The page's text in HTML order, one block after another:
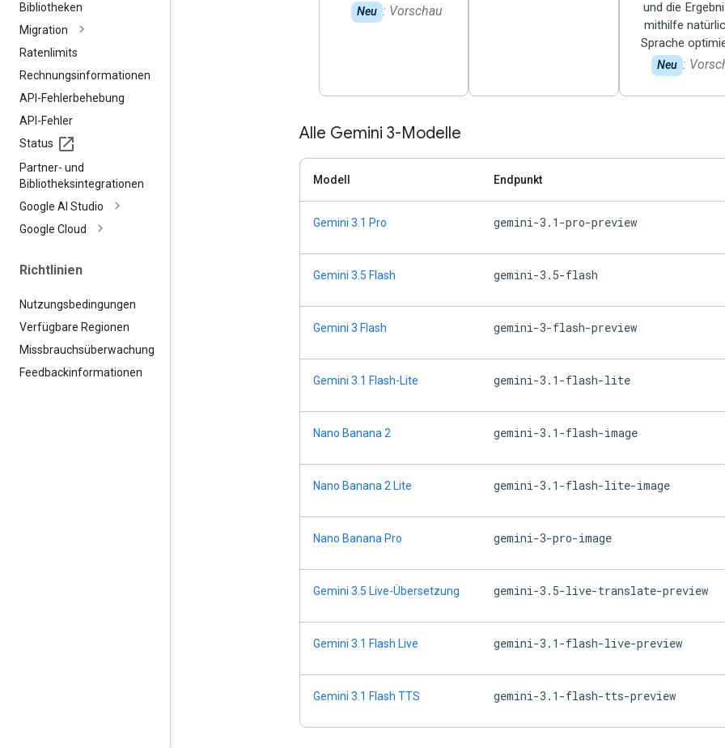
Bibliotheken
Migration
Ratenlimits
Rechnungsinformationen
API-Fehlerbehebung
API-Fehler
Status
Partner- und
Bibliotheksintegrationen
Google AI Studio
Google Cloud
Richtlinien
Nutzungsbedingungen
Verfügbare Regionen
Missbrauchsüberwachung
Feedbackinformationen
Neu : Vorschau
und die
mithilfe
Sprache
Neu :
Alle Gemini 3-Modelle
Modell Endpunkt
Gemini 3.1 Pro gemini-3.1-pro-preview
Gemini 3.5 Flash gemini-3.5-flash
Gemini 3 Flash gemini-3-flash-preview
Gemini 3.1 Flash-Lite gemini-3.1-flash-lite
Nano Banana 2 gemini-3.1-flash-image
Nano Banana 2 Lite gemini-3.1-flash-lite-image
Nano Banana Pro gemini-3-pro-image
Gemini 3.5 Live-Übersetzung gemini-3.5-live-translate-preview
Gemini 3.1 Flash Live gemini-3.1-flash-live-preview
Gemini 3.1 Flash TTS gemini-3.1-flash-tts-preview